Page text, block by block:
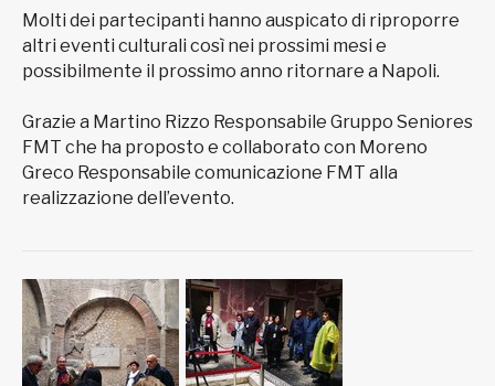
Molti dei partecipanti hanno auspicato di riproporre
altri eventi culturali così nei prossimi mesi e
possibilmente il prossimo anno ritornare a Napoli.
Grazie a Martino Rizzo Responsabile Gruppo Seniores
FMT che ha proposto e collaborato con Moreno
Greco Responsabile comunicazione FMT alla
realizzazione dell’evento.